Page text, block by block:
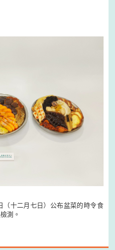
十二月七日）公布盆菜的時令食
測。